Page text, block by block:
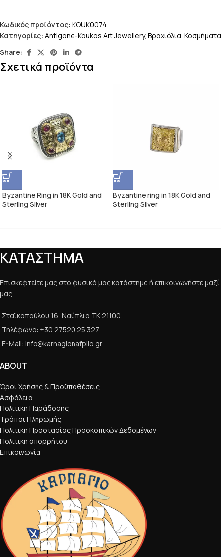
Κωδικός προϊόντος: KOUK0074
Κατηγορίες: Antigone-Koukos Art Jewellery, Βραχιόλια Κοσμήματα
Share:
Σχετικά προϊόντα
Byzantine Ring in 18K Gold and
Sterling Silver
Byzantine ring in 18K Gold and
Sterling Silver
ΚΑΤΑΣΤΗΜΑ
Επισκεφτείτε μας στο φυσικό μας κατάστημα ή επικοινωνήστε μαζί
μας.
Σταϊκοπούλου 16, Ναύπλιο ΤΚ 21100.
Τηλέφωνο: +30 27520 25 327
E-Mail: info@karnagionafplio.gr
ABOUT
Όροι Χρήσης & Προϋποθέσεις
Ασφάλεια
Πολιτική Παράδοσης
Τρόποι Πληρωμής
Πολιτική Προστασίας Προσκοπικών Δεδομένων
Πολιτική απορρήτου
Επικοινωνία